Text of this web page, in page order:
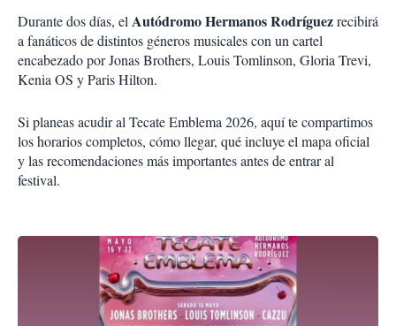
Durante dos días, elAutódromo Hermanos Rodríguezrecibirá
a fanáticos de distintos géneros musicales con un cartel
encabezado por Jonas Brothers, Louis Tomlinson, Gloria Trevi,
Kenia OS y Paris Hilton.
Si planeas acudir al Tecate Emblema 2026, aquí te compartimos
los horarios completos, cómo llegar, qué incluye el mapa oficial
y las recomendaciones más importantes antes de entrar al
festival.